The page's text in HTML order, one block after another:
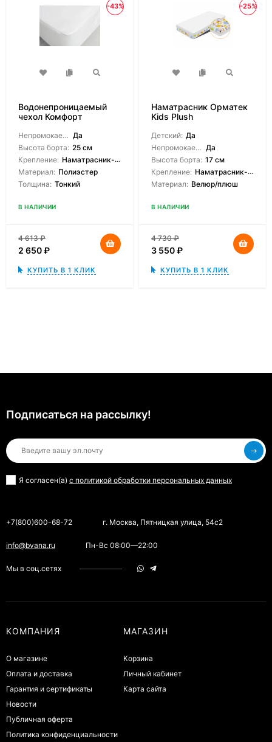
-43%
Водонепроницаемый
чехол Комфорт
Непромокаемый: Да
Высота борта: 25 см
Крепление: Наматрасник-чехол
Материал: Полиэстер
Толщина: Тонкий
В НАЛИЧИИ
4 613₽
2 650₽
КУПИТЬ В 1 КЛИК
-25%
Наматрасник Орматек
Kids Plush
Детский: Да
Непромокаемый: Да
Высота борта: 17 см
Крепление: Наматрасник-чехол
Материал: Велюр/плюш
В НАЛИЧИИ
4 730₽
3 550₽
КУПИТЬ В 1 КЛИК
Подписаться на рассылкy!
Я согласен(a) с политикой обработки персональных данных
+7(800)600-68-72 г. Москва, Пятницкая улица, 54с2
info@bvana.ru Пн-Вс 08:00—22:00
Мы в соц.сетях
КОМПАНИЯ
О магазине
Оплата и доставка
Гарантия и сертификаты
Новости
Публичная оферта
Политика конфиденциальности
МАГАЗИН
Корзина
Личный кабинет
Карта сайта